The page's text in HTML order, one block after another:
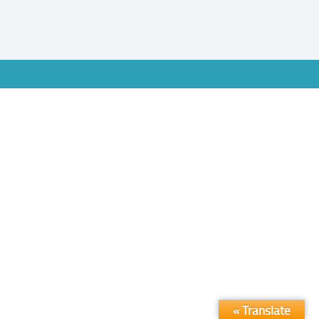
Translate »